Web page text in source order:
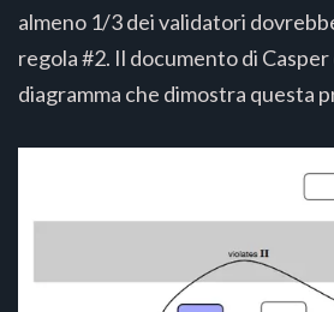
almeno 1/3 dei validatori
regola #2. Il documento di
diagramma che dimostra questa